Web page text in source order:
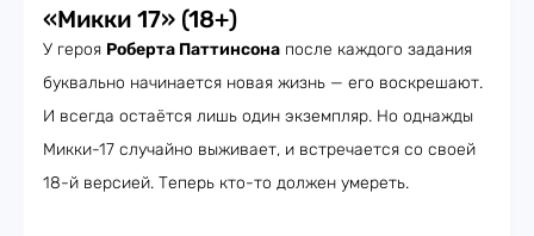
«Микки 17» (18+)
У героя Роберта Паттинсона после каждого задания
буквально начинается новая жизнь — его воскрешают.
И всегда остаётся лишь один экземпляр. Но однажды
Микки-17 случайно выживает, и встречается со своей
18-й версией. Теперь кто-то должен умереть.